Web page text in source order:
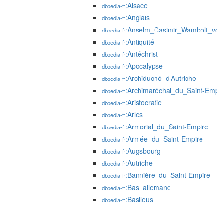
dbpedia-fr:Alsace
dbpedia-fr:Anglais
dbpedia-fr
dbpedia-fr:Antiquité
dbpedia-fr:Antéchrist
dbpedia-fr:Apocalypse
dbpedia-fr:Archiduché_d'Autriche
dbpedia-fr:Archimaréchal_du_Saint-
dbpedia-fr:Aristocratie
dbpedia-fr:Arles
dbpedia-fr:Armorial_du_Saint-Empire
dbpedia-fr:Armée_du_Saint-Empire
dbpedia-fr:Augsbourg
dbpedia-fr:Autriche
dbpedia-fr:Bannière_du_Saint-Empire
dbpedia-fr:Bas_allemand
dbpedia-fr:Basileus